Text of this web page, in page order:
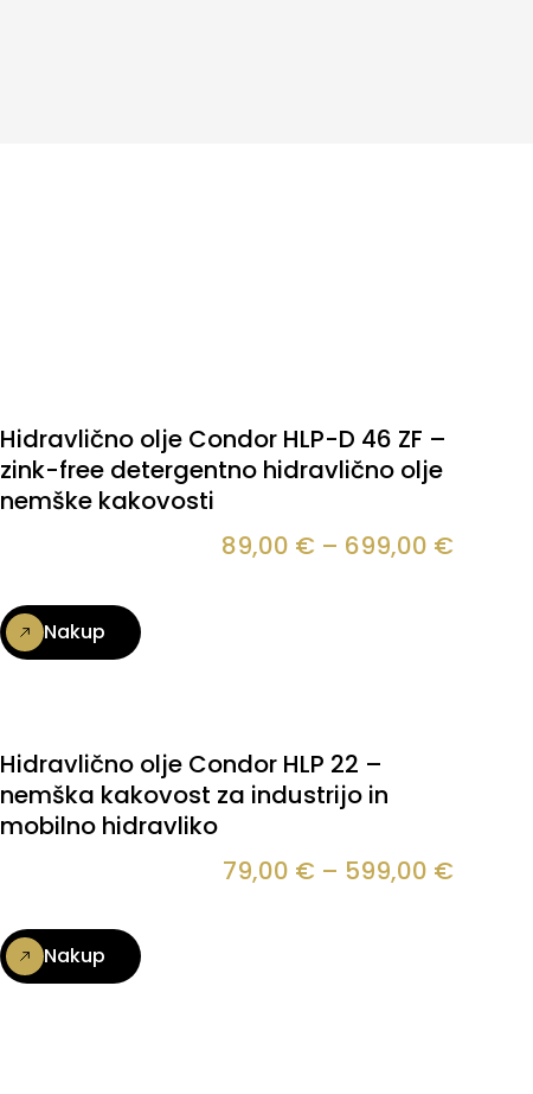
Hidravlično olje Condor HLP-D 46 ZF –
zink-free detergentno hidravlično olje
nemške kakovosti
89,00 € – 699,00 €
Nakup
Hidravlično olje Condor HLP 22 –
nemška kakovost za industrijo in
mobilno hidravliko
79,00 € – 599,00 €
Nakup